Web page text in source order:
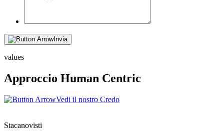
Invia
values
Approccio Human Centric
Vedi il nostro Credo
Stacanovisti